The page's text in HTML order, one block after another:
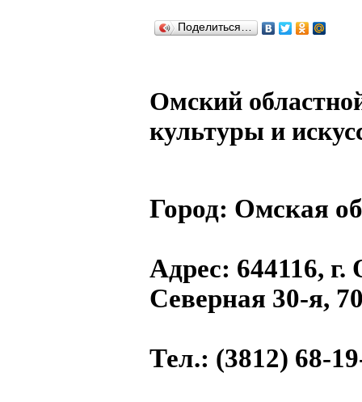
Поделиться…
Омский
культуры и
Город: Омская
Адрес: 644116,
Северная 30-я,
Тел.: (3812) 68-